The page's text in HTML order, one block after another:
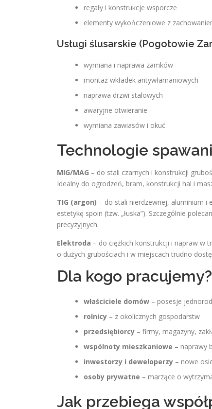
regały i konstrukcje wsporcze
elementy wykończeniowe z
Usługi ślusarskie (Pogotowie
wymiana i naprawa zamków
montaż wkładek antywłamaniowych
naprawa drzwi stalowych
awaryjne otwieranie
wymiana zawiasów i okuć
Technologie
MIG/MAG – do stali czarnych i konstrukcji
Idealny do ogrodzeń, bram, konstrukcji hal i
TIG (argon) – do stali nierdzewnej, aluminium i
estetykę spoin (tzw. „łuska”). Szczególnie
precyzyjnych.
Elektroda – do ciężkich konstrukcji i napraw w
o dużych grubościach i w miejscach trudno
Dla kogo pracujemy?
właściciele domów – posesje
rolnicy – z okolicznych gospodarstw
przedsiębiorcy – firmy, magazyny,
wspólnoty mieszkaniowe – naprawy
inwestorzy i deweloperzy – nowe
osoby prywatne – marzące o
Jak przebiega